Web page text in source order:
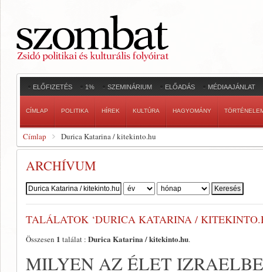
ELŐFIZETÉS 1% SZEMINÁRIUM ELŐADÁS MÉDIAAJÁNLAT
CÍMLAP POLITIKA HÍREK KULTÚRA HAGYOMÁNY
Címlap Durica Katarina / kitekinto.hu
ARCHÍVUM
Szerző:
TALÁLATOK ‘DURICA KATARINA /
Összesen 1 találat : Durica Katarina / kitekinto.hu.
MILYEN AZ ÉLET